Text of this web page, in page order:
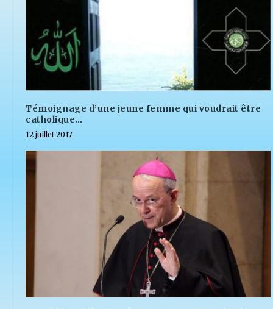
Témoignage d’une jeune femme qui voudrait être
catholique…
12 juillet 2017